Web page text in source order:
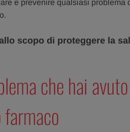
e prevenire qualsiasi problema
scopo di proteggere la
che hai